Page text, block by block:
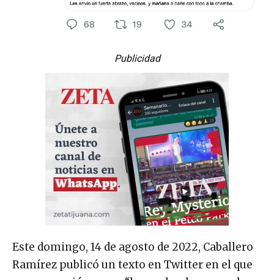
Publicidad
Este domingo, 14 de agosto de 2022, Caballero
Ramírez publicó un texto en Twitter en el que